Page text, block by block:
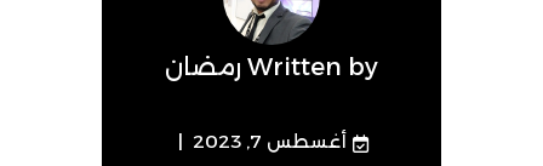
Written by رمضان
أغسطس 7, 2023